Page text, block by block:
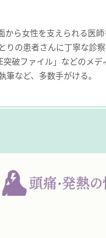
から女性を支えられる医
りの患者さんに丁寧な診
破ファイル」などのメデ
など、多数手がける。
の悩み